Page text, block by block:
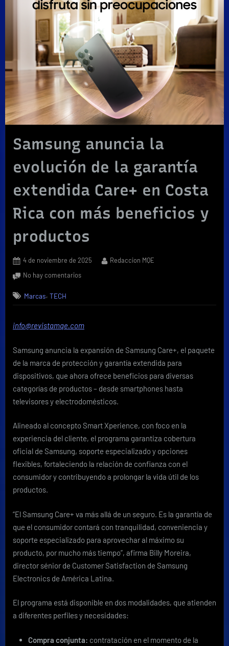
Samsung anuncia la
evolución de la garantía
extendida Care+ en Costa
Rica con más beneficios y
productos
Posted
on
4 de noviembre de 2025 By
Redaccion MQE
No hay comentariosen
la
de
garantía
extendida
Care+
Costa
Rica
más
beneficios
productos
Marcas,TECH
info@revistamqe.com
Samsung anuncia la expansión de Samsung Care+, el paquete
de la marca de protección y garantía extendida para
dispositivos, que ahora ofrece beneficios para diversas
categorías de productos – desde smartphones hasta
televisores y electrodomésticos.
Alineado al concepto Smart Xperience, con foco en la
experiencia del cliente, el programa garantiza cobertura
oficial de Samsung, soporte especializado y opciones
flexibles, fortaleciendo la relación de confianza con el
consumidor y contribuyendo a prolongar la vida útil de los
productos.
“El Samsung Care+ va más allá de un seguro. Es la garantía de
que el consumidor contará con tranquilidad, conveniencia y
soporte especializado para aprovechar al máximo su
producto, por mucho más tiempo”, afirma Billy Moreira,
director sénior de Customer Satisfaction de Samsung
Electronics de América Latina.
El programa está disponible en dos modalidades, que atienden
a diferentes perfiles y necesidades:
Compra conjunta: contratación en el momento de la